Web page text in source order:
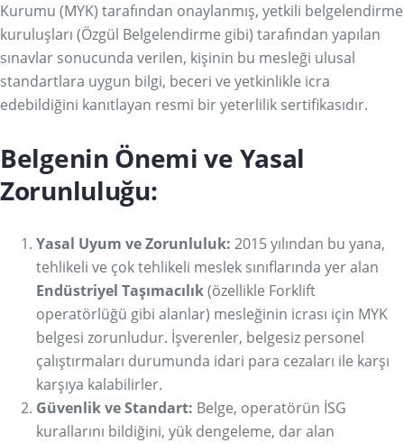
Kurumu (MYK) tarafından onaylanmış, yetkili belgelendirme
kuruluşları (Özgül Belgelendirme gibi) tarafından yapılan
sınavlar sonucunda verilen, kişinin bu mesleği ulusal
standartlara uygun bilgi, beceri ve yetkinlikle icra
edebildiğini kanıtlayan resmi bir yeterlilik sertifikasıdır.
Belgenin Önemi ve Yasal
Zorunluluğu:
Yasal Uyum ve Zorunluluk: 2015 yılından bu yana,
tehlikeli ve çok tehlikeli meslek sınıflarında yer alan
Endüstriyel Taşımacılık(özellikle Forklift
operatörlüğü gibi alanlar) mesleğinin icrası için MYK
belgesi zorunludur. İşverenler, belgesiz personel
çalıştırmaları durumunda idari para cezaları ile karşı
karşıya kalabilirler.
Güvenlik ve Standart: Belge, operatörün İSG
kurallarını bildiğini, yük dengeleme, dar alan